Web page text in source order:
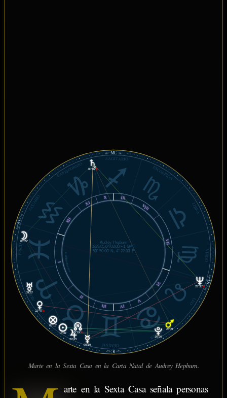
© MiSabueso.com
28°
AC
36'
28°
DC
36'
16°MC58'
16°
IC
58'
ARIES
TAURO
GÉMINIS
CÁNCER
LEO
VIRGO
LIBRA
ESCORPIÓN
SAGITARIO
CAPRICORNIO
ACUARIO
PISCIS
X
XI
XII
I
II
III IV
V
VI
VII
VIII
IX
13°06'
06°27'
00°19'
22°47'℞
25°09'
20°45'
00°02'℞
09°20'
28°35'℞
16°26'
21°19'℞
05°16'
Audrey Hepburn
1929.05.04 03:00 +1 GMT
50° 50.00' N, 4° 22.00' E
Marte en la Sexta Casa en la Carta Natal de Audrey Hepburn.
arte en la Sexta Casa señala personas